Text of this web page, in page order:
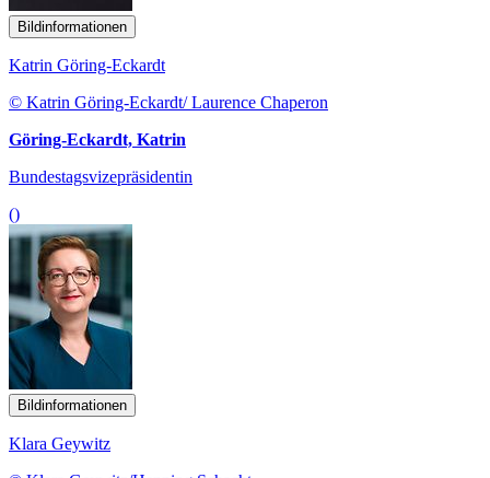
Bildinformationen
Katrin Göring-Eckardt
© Katrin Göring-Eckardt/ Laurence Chaperon
Göring-Eckardt, Katrin
Bundestagsvizepräsidentin
()
Bildinformationen
Klara Geywitz